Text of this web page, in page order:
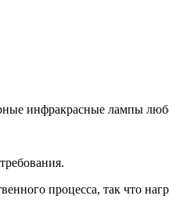
инфракрасные лампы
процесса, так что